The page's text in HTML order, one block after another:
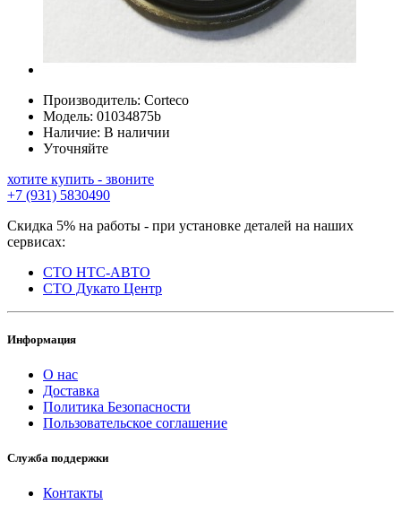
Производитель: Corteco
Модель: 01034875b
Наличие: В наличии
Уточняйте
хотите купить - звоните
+7 (931) 5830490
Скидка 5% на работы - при установке деталей на наших
сервисах:
СТО НТС-АВТО
СТО Дукато Центр
Информация
О нас
Доставка
Политика Безопасности
Пользовательское соглашение
Служба поддержки
Контакты